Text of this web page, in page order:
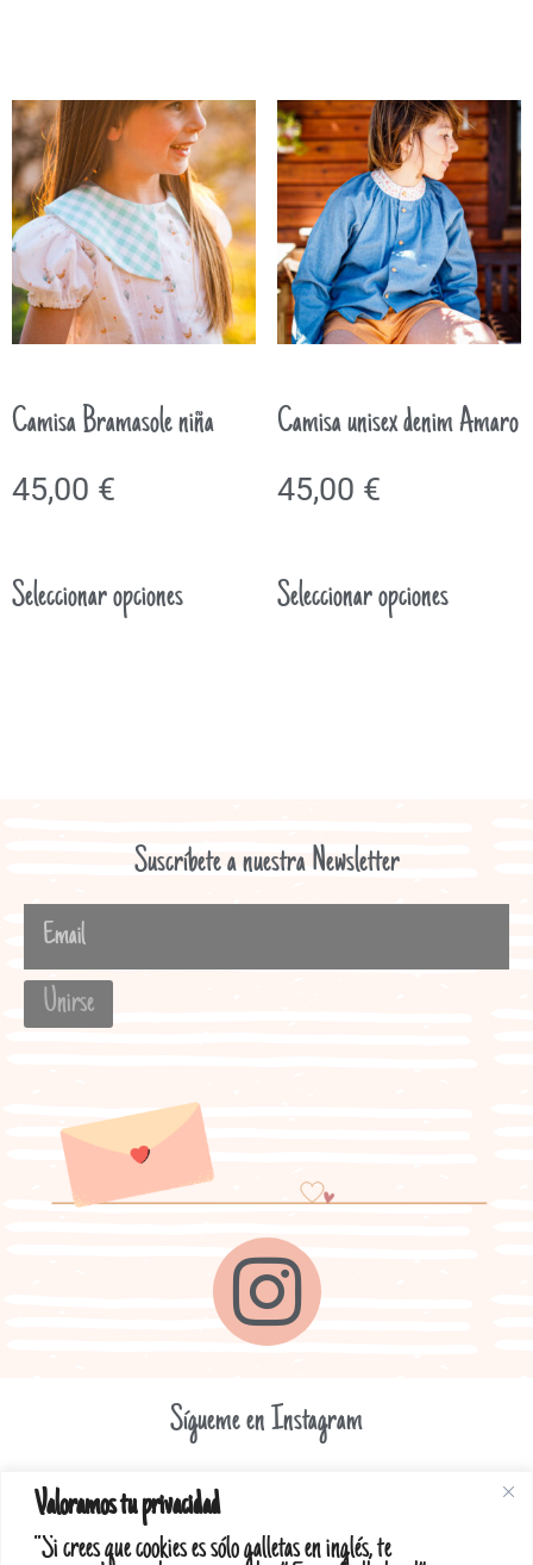
Valoramos tu privacidad
“Si crees que cookies es sólo galletas en inglés, te
Camisa Bramasole niña
45,00 €
Seleccionar opciones
Camisa unisex denim Amaro
45,00 €
Seleccionar opciones
Suscríbete a nuestra Newsletter
Unirse
Sígueme en Instagram